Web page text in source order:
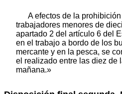
A efectos de la
trabajadores menores de
apartado 2 del artículo 6 del
en el trabajo a bordo de los
mercante y en la pesca, se
el realizado entre las diez de
mañana.»